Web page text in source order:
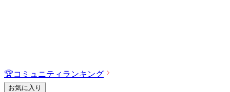
🏆コミュニティランキング
お気に入り